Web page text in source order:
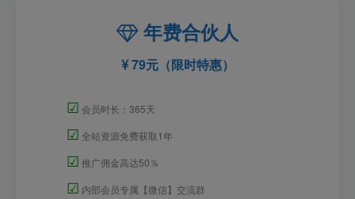
年费合伙人
79元（限时特惠）
☑ 会员时长：365天
☑ 全站资源免费获取1年
☑ 推广佣金高达50％
☑ 内部会员专属【微信】交流群